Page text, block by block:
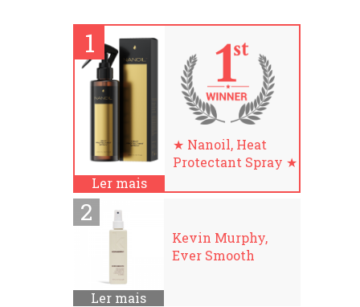
★ Nanoil, Heat
Protectant Spray ★
Ler mais
Kevin Murphy,
Ever Smooth
Ler mais